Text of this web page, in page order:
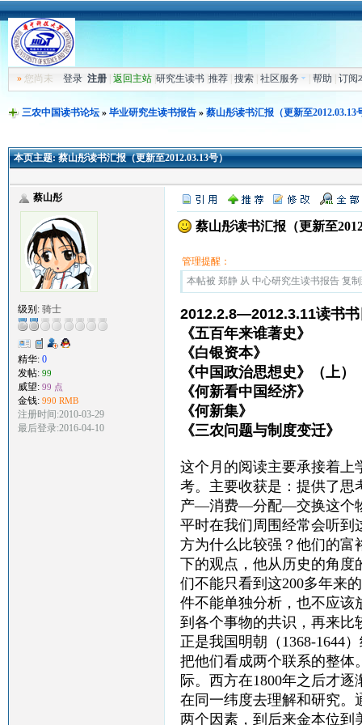
»您尚未 登录 注册| 返回主站| 研究生读书| 推荐| 搜索| 社区服务 帮助 订阅
三农中国读书论坛» 毕业研究生读书报告» 蔡山彤读书汇报（更新至2012.03.13
本页主题:蔡山彤读书汇报（更新至2012.03.13号）
蔡山彤
级别: 骑士
精华: 0
发帖: 99
威望: 99 点
金钱: 990 RMB
注册时间:2010-03-29
最后登录:2016-04-10
蔡山彤读书汇报（更新至
管理提醒：
本帖被 郑静 从 中心研究生读书报告 复
2012.2.8—2012.3.11读书书
《五百年来谁著史
《白银资本》 贡德
《中国政治思想史》（
《何新看中国经济
《何新集》
《三农问题与制度变迁
这个月的阅读主要承接着上
考。主要收获是：提供了
产—消费—分配—交换这个
平时在我们周围经常会听到
方为什么比较强？他们的富
下的观点，他从历史的角度
们不能只看到这200多年来
件不能单独分析，也不应该
到各个事物的共识，再来比
正是我国明朝（1368-1644
把他们看成两个联系的整体
际。西方在1800年之后才
在同一纬度去理解和研究。
两个因素，到后来金本位到